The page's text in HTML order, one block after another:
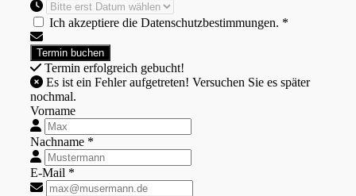
Ich akzeptiere die Datenschutzbestimmungen. *
Termin erfolgreich gebucht!
nochmal.
Vorname
Nachname *
E-Mail *